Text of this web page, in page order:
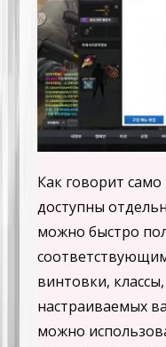
Как говорит
доступны
можно быстро
винтовки,
настраиваемых
можно